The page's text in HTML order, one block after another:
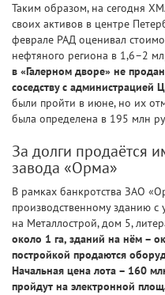
Таким образом, на сегодня
своих активов в центре
феврале РАД оценивал
нефтяного региона в 1,6–2
в «Галерном дворе» не
соседству с администрацией
были пройти в июне, но их
была определена в 195 млн
За долги продаётся
завода «Орма»
В рамках банкротства ЗАО
производственному зданию с
на Металлострой, дом 5,
около 1 га, зданий на нём –
постройкой продаются
Начальная цена лота – 160
пройдут на электронной